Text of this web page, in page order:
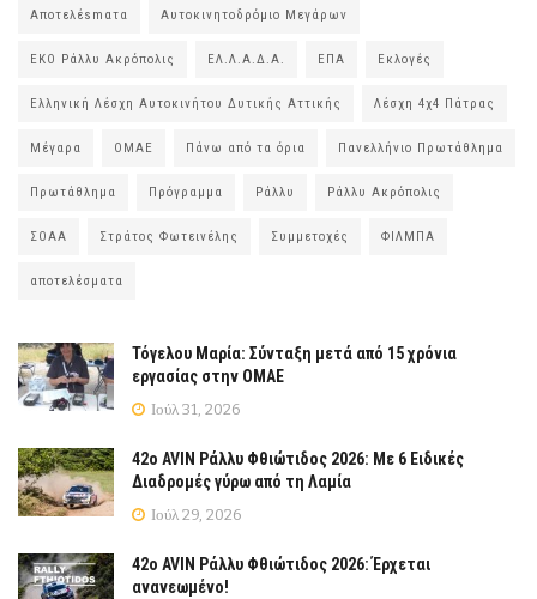
Αποτελέsmατα Αυτοκινητοδρόμιο Μεγάρων
ΕΚΟ Ράλλυ Ακρόπολις ΕΛ.Λ.Α.Δ.Α. ΕΠΑ Εκλογές
Ελληνική Λέσχη Αυτοκινήτου Δυτικής Αττικής Λέσχη 4χ4 Πάτρας
Μέγαρα ΟΜΑΕ Πάνω από τα όρια Πανελλήνιο Πρωτάθλημα
Πρωτάθλημα Πρόγραμμα Ράλλυ Ράλλυ Ακρόπολις
ΣΟΑΑ Στράτος Φωτεινέλης Συμμετοχές ΦΙΛΜΠΑ
αποτελέσματα
Τόγελου Μαρία: Σύνταξη μετά από 15 χρόνια
εργασίας στην ΟΜΑΕ
Ιούλ 31, 2026
42ο AVIN Ράλλυ Φθιώτιδος 2026: Με 6 Ειδικές
Διαδρομές γύρω από τη Λαμία
Ιούλ 29, 2026
42ο AVIN Ράλλυ Φθιώτιδος 2026: Έρχεται
ανανεωμένο!